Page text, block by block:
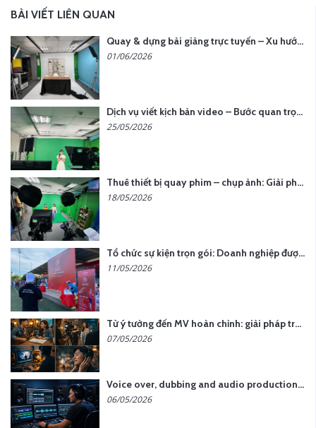
BÀI VIẾT LIÊN QUAN
Quay & dựng bài giảng trực tuyến – Xu hướng đào tạo thời đại số
01/06/2026
Dịch vụ viết kịch bản video – Bước quan trọng quyết định thành công nội dung
25/05/2026
Thuê thiết bị quay phim – chụp ảnh: Giải pháp tối ưu chi phí cho doanh nghiệp
18/05/2026
Tổ chức sự kiện trọn gói: Doanh nghiệp được gì khi chọn đơn vị chuyên nghiệp?
11/05/2026
Từ ý tưởng đến MV hoàn chỉnh: giải pháp trọn gói tại YCN Media
07/05/2026
Voice over, dubbing and audio production services in Vietnam for global content
06/05/2026